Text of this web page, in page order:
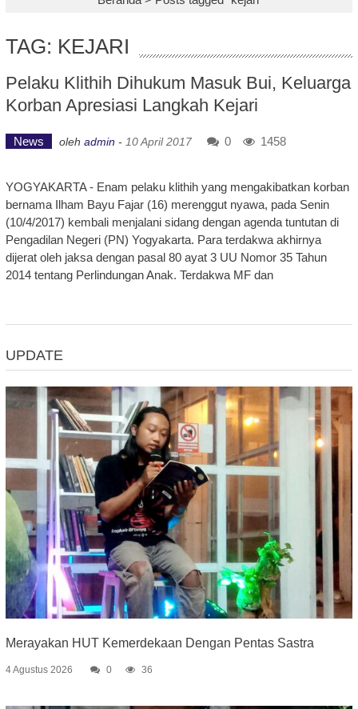
TAG: KEJARI
Pelaku Klithih Dihukum Masuk Bui, Keluarga
Korban Apresiasi Langkah Kejari
News oleh admin - 10 April 2017 0 1458
YOGYAKARTA - Enam pelaku klithih yang mengakibatkan korban
bernama Ilham Bayu Fajar (16) merenggut nyawa, pada Senin
(10/4/2017) kembali menjalani sidang dengan agenda tuntutan di
Pengadilan Negeri (PN) Yogyakarta. Para terdakwa akhirnya
dijerat oleh jaksa dengan pasal 80 ayat 3 UU Nomor 35 Tahun
2014 tentang Perlindungan Anak. Terdakwa MF dan
UPDATE
Merayakan HUT Kemerdekaan Dengan Pentas Sastra
4 Agustus 2026 0 36